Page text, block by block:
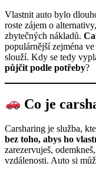
Vlastnit auto bylo
roste zájem o
zbytečných nákladů.
populárnější zejména
slouží. Kdy se tedy
půjčit podle potřeby?
Co je
Carsharing je služba,
bez toho, abys ho
zarezervuješ,
vzdálenosti. Auto si